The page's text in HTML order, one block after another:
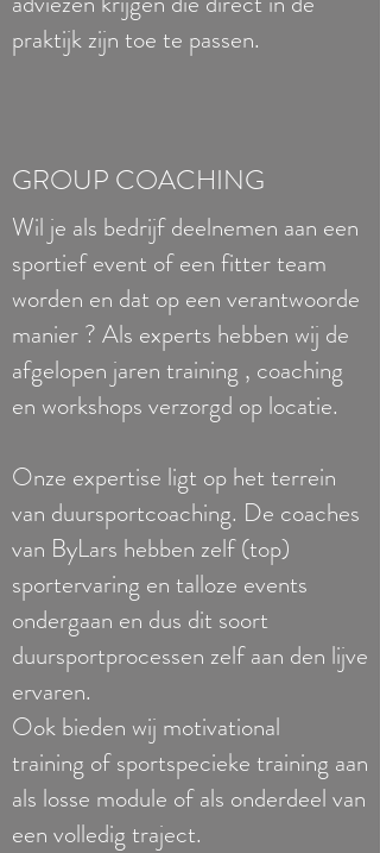
praktijk zijn toe te passen.
GROUP COACHING
Wil je als bedrijf deelnemen aan een
sportief event of een fitter team
worden en dat op een verantwoorde
manier ? Als experts hebben wij de
afgelopen jaren training , coaching
en workshops verzorgd op locatie.
Onze expertise ligt op het terrein
van duursportcoaching. De coaches
van ByLars hebben zelf (top)
sportervaring en talloze events
ondergaan en dus dit soort
duursportprocessen zelf aan den lijve
ervaren.
Ook bieden wij motivational
training of sportspecieke training aan
als losse module of als onderdeel van
een volledig traject.